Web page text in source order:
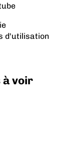
d'utilisation
à voir